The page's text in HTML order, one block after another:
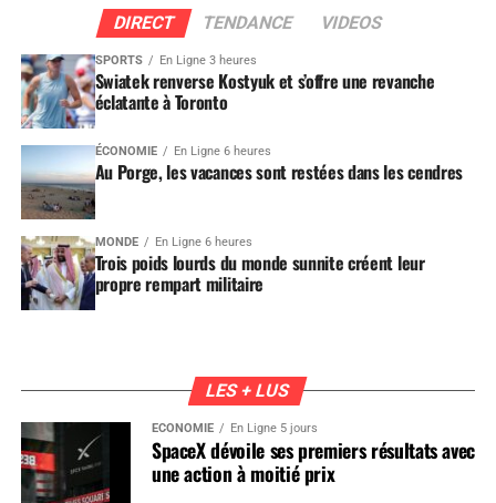
DIRECT TENDANCE VIDEOS
SPORTS En Ligne 3 heures
Swiatek renverse Kostyuk et s’offre une revanche
éclatante à Toronto
ÉCONOMIE En Ligne 6 heures
Au Porge, les vacances sont restées dans les cendres
MONDE En Ligne 6 heures
Trois poids lourds du monde sunnite créent leur
propre rempart militaire
LES + LUS
ÉCONOMIE En Ligne 5 jours
SpaceX dévoile ses premiers résultats avec
une action à moitié prix